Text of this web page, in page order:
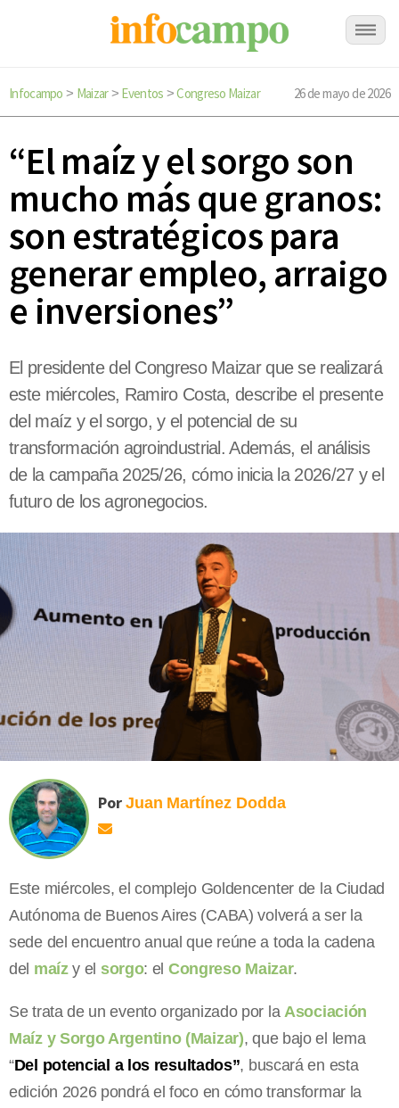
Infocampo > Maizar> Eventos >Congreso Maizar 26 de mayo de 2026
“El maíz y el sorgo son
mucho más que granos:
son estratégicos para
generar empleo, arraigo
e inversiones”
El presidente del Congreso Maizar que se realizará
este miércoles, Ramiro Costa, describe el presente
del maíz y el sorgo, y el potencial de su
transformación agroindustrial. Además, el análisis
de la campaña 2025/26, cómo inicia la 2026/27 y el
futuro de los agronegocios.
Por Juan Martínez Dodda
Este miércoles, el complejo Goldencenter de la Ciudad
Autónoma de Buenos Aires (CABA) volverá a ser la
sede del encuentro anual que reúne a toda la cadena
del maízy el sorgo: el Congreso Maizar.
Se trata de un evento organizado por la Asociación
Maíz y Sorgo Argentino (Maizar), que bajo el lema
“Del potencial a los resultados”, buscará en esta
edición 2026 pondrá el foco en cómo transformar la